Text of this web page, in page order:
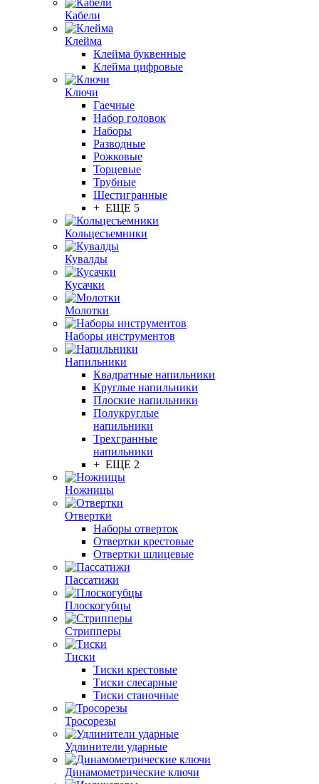
Кабели
Клейма
Клейма буквенные
Клейма цифровые
Ключи
Гаечные
Набор головок
Наборы
Разводные
Рожковые
Торцевые
Трубные
Шестигранные
+ ЕЩЕ 5
Кольцесъемники
Кувалды
Кусачки
Молотки
Наборы инструментов
Напильники
Квадратные напильники
Круглые напильники
Плоские напильники
Полукруглые
напильники
Трехгранные
напильники
+ ЕЩЕ 2
Ножницы
Отвертки
Наборы отверток
Отвертки крестовые
Отвертки шлицевые
Пассатижи
Плоскогубцы
Стрипперы
Тиски
Тиски крестовые
Тиски слесарные
Тиски станочные
Тросорезы
Удлинители ударные
Динамометрические ключи